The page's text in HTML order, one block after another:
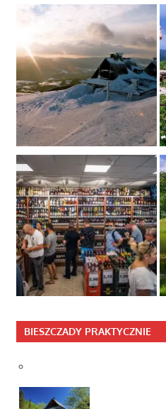
BIESZCZADY PRAKTYCZNIE